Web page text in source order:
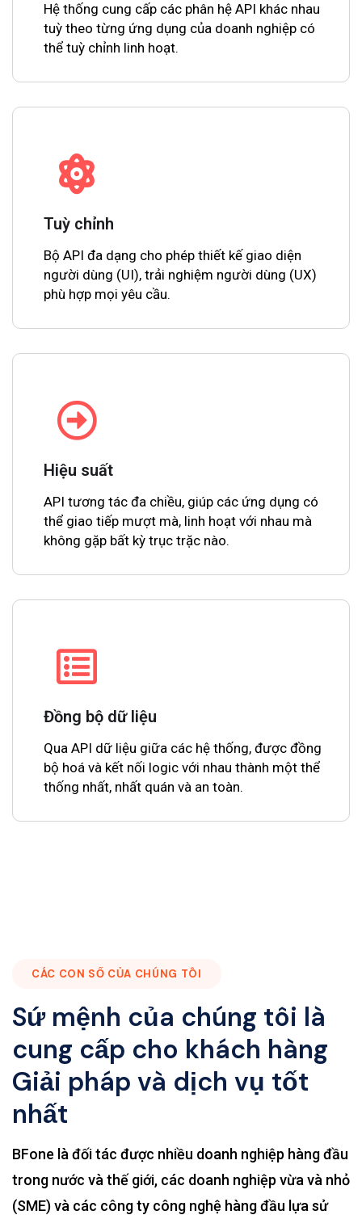
Hệ thống cung cấp các phân hệ API khác nhau
tuỳ theo từng ứng dụng của doanh nghiệp có
thể tuỳ chỉnh linh hoạt.
Tuỳ chỉnh
Bộ API đa dạng cho phép thiết kế giao diện
người dùng (UI), trải nghiệm người dùng (UX)
phù hợp mọi yêu cầu.
Hiệu suất
API tương tác đa chiều, giúp các ứng dụng có
thể giao tiếp mượt mà, linh hoạt với nhau mà
không gặp bất kỳ trục trặc nào.
Đồng bộ dữ liệu
Qua API dữ liệu giữa các hệ thống, được đồng
bộ hoá và kết nối logic với nhau thành một thể
thống nhất, nhất quán và an toàn.
CÁC CON SỐ CỦA CHÚNG TÔI
Sứ mệnh của chúng tôi là
cung cấp cho khách hàng
Giải pháp và dịch vụ tốt
nhất
BFone là đối tác được nhiều doanh nghiệp hàng đầu
trong nước và thế giới, các doanh nghiệp vừa và nhỏ
(SME) và các công ty công nghệ hàng đầu lựa sử